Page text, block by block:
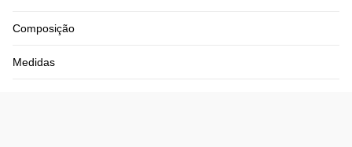
Composição
Medidas